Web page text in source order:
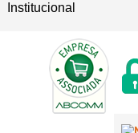
Institucional